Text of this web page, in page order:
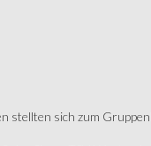
stellten sich zum